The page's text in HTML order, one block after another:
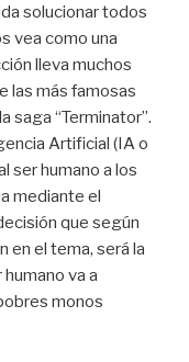
solucionar todos
vea como una
lleva muchos
las más famosas
saga “Terminator”.
Artificial (IA o
ser humano a los
mediante el
que según
en el tema, será la
va a
monos